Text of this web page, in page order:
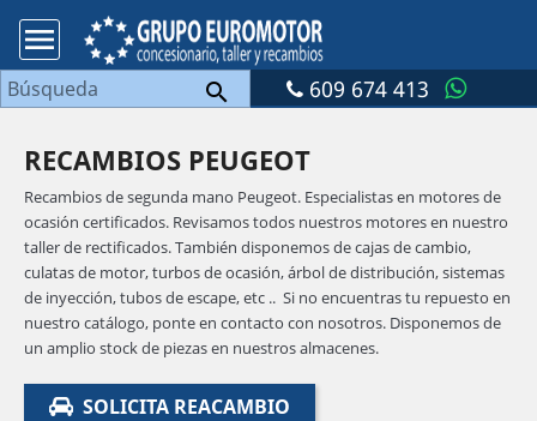

 609 674 413
RECAMBIOS PEUGEOT
Recambios de segunda mano Peugeot. Especialistas en motores de
ocasión certificados. Revisamos todos nuestros motores en nuestro
taller de rectificados. También disponemos de cajas de cambio,
culatas de motor, turbos de ocasión, árbol de distribución, sistemas
de inyección, tubos de escape, etc .. Si no encuentras tu repuesto en
nuestro catálogo, ponte en contacto con nosotros. Disponemos de
un amplio stock de piezas en nuestros almacenes.
SOLICITA REACAMBIO